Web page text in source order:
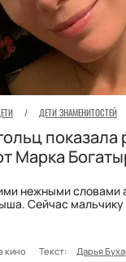
/ ДЕТИ ЗНАМЕНИТОСТЕЙ
Марка
нежными словами
Сейчас мальчику
кино Текст:
Дарья